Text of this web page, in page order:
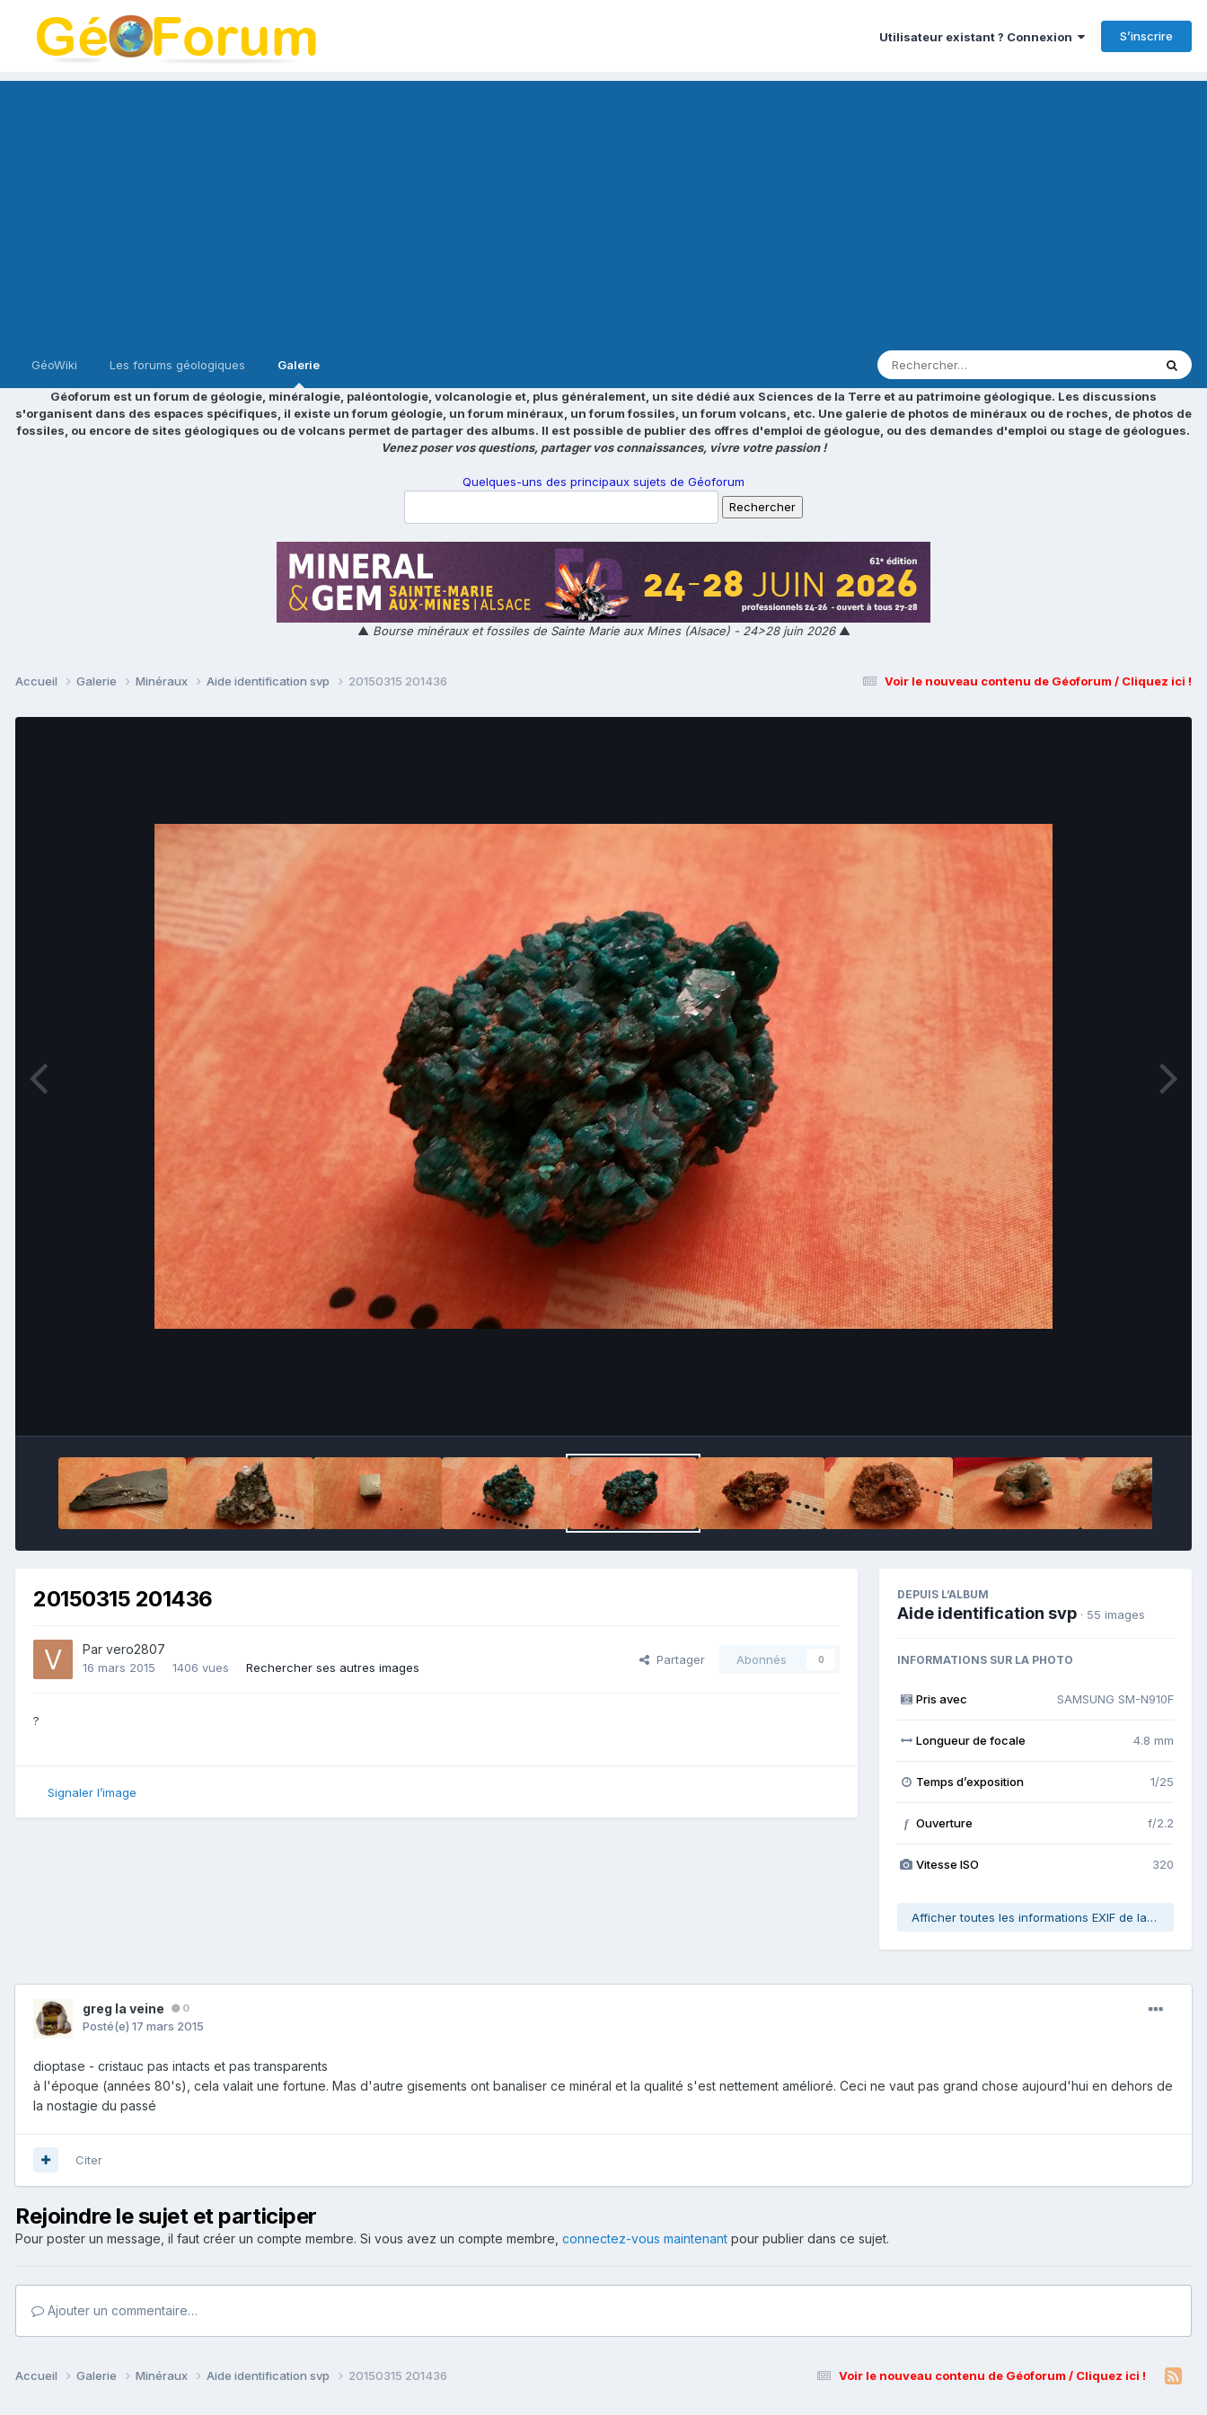
Utilisateur existant ? Connexion S’inscrire
GéoWiki Les forums géologiques Galerie
Géoforum est un forum de géologie, minéralogie, paléontologie, volcanologie et, plus généralement, un site dédié aux Sciences de la Terre et au patrimoine géologique. Les discussions
s'organisent dans des espaces spécifiques, il existe un forum géologie, un forum minéraux, un forum fossiles, un forum volcans, etc. Une galerie de photos de minéraux ou de roches, de photos de
fossiles, ou encore de sites géologiques ou de volcans permet de partager des albums. Il est possible de publier des offres d'emploi de géologue, ou des demandes d'emploi ou stage de géologues.
Venez poser vos questions, partager vos connaissances, vivre votre passion !
Quelques-uns des principaux sujets de Géoforum
▲ Bourse minéraux et fossiles de Sainte Marie aux Mines (Alsace) - 24>28 juin 2026▲
Voir le nouveau contenu de Géoforum / Cliquez ici !
Accueil Galerie Minéraux Aide identification svp 20150315 201436
20150315 201436
Par vero2807
16 mars 2015 1406 vues Rechercher ses autres images
Partager Abonnés 0
?
Signaler l’image
DEPUIS L’ALBUM
Aide identification svp · 55 images
INFORMATIONS SUR LA PHOTO
Pris avec SAMSUNG SM-N910F
Longueur de focale 4.8 mm
Temps d’exposition 1/25
f Ouverture f/2.2
Vitesse ISO 320
Afficher toutes les informations EXIF de la photo
greg la veine 0
Posté(e) 17 mars 2015
dioptase - cristauc pas intacts et pas transparents
à l'époque (années 80's), cela valait une fortune. Mas d'autre gisements ont banaliser ce minéral et la qualité s'est nettement amélioré. Ceci ne vaut pas grand chose aujourd'hui en dehors de
la nostagie du passé
Citer
Rejoindre le sujet et participer
Pour poster un message, il faut créer un compte membre. Si vous avez un compte membre, connectez-vous maintenant pour publier dans ce sujet.
Ajouter un commentaire…
Voir le nouveau contenu de Géoforum / Cliquez ici !
Accueil Galerie Minéraux Aide identification svp 20150315 201436